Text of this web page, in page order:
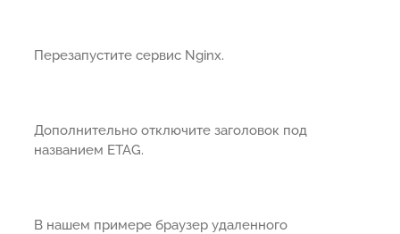
Перезапустите сервис Nginx.
Дополнительно отключите заголовок под
названием ETAG.
В нашем примере браузер удаленного